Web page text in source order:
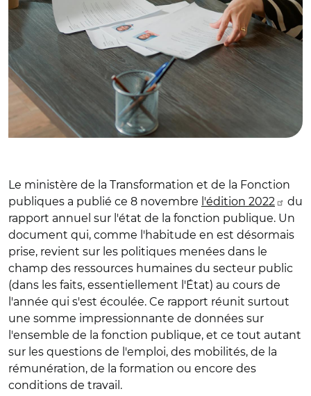
Le ministère de la Transformation et de la Fonction
publiques a publié ce 8 novembre l'édition 2022
du
rapport annuel sur l'état de la fonction publique. Un
document qui, comme l'habitude en est désormais
prise, revient sur les politiques menées dans le
champ des ressources humaines du secteur public
(dans les faits, essentiellement l'État) au cours de
l'année qui s'est écoulée. Ce rapport réunit surtout
une somme impressionnante de données sur
l'ensemble de la fonction publique, et ce tout autant
sur les questions de l'emploi, des mobilités, de la
rémunération, de la formation ou encore des
conditions de travail.